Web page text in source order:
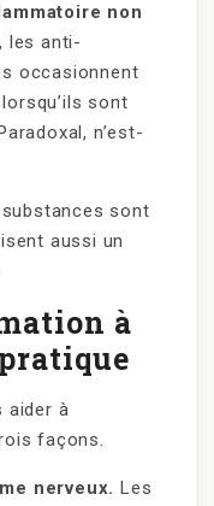
non
les anti-
occasionnent
sont
n’est-
sont
aussi un
à
aider à
façons.
nerveux. Les